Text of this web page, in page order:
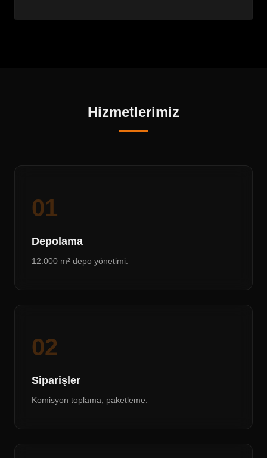
Hizmetlerimiz
01
Depolama
12.000 m² depo yönetimi.
02
Siparişler
Komisyon toplama, paketleme.